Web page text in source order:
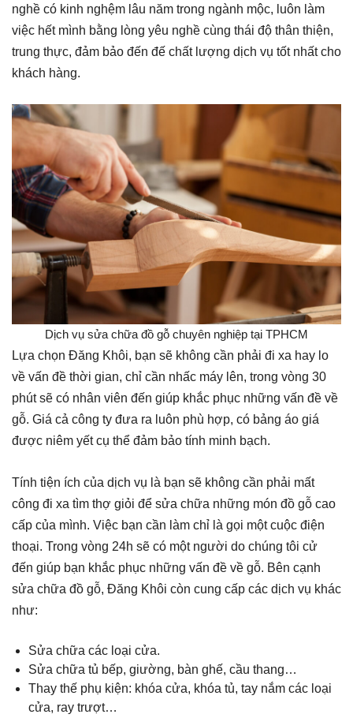
nghề có kinh nghệm lâu năm trong ngành mộc, luôn làm
việc hết mình bằng lòng yêu nghề cùng thái độ thân thiện,
trung thực, đảm bảo đến đế chất lượng dịch vụ tốt nhất cho
khách hàng.
Dịch vụ sửa chữa đồ gỗ chuyên nghiệp tại TPHCM
Lựa chọn Đăng Khôi, bạn sẽ không cần phải đi xa hay lo
về vấn đề thời gian, chỉ cần nhấc máy lên, trong vòng 30
phút sẽ có nhân viên đến giúp khắc phục những vấn đề về
gỗ. Giá cả công ty đưa ra luôn phù hợp, có bảng áo giá
được niêm yết cụ thể đảm bảo tính minh bạch.
Tính tiện ích của dịch vụ là bạn sẽ không cần phải mất
công đi xa tìm thợ giỏi để sửa chữa những món đồ gỗ cao
cấp của mình. Việc bạn cần làm chỉ là gọi một cuộc điện
thoại. Trong vòng 24h sẽ có một người do chúng tôi cử
đến giúp bạn khắc phục những vấn đề về gỗ. Bên cạnh
sửa chữa đồ gỗ, Đăng Khôi còn cung cấp các dịch vụ khác
như:
Sửa chữa các loại cửa.
Sửa chữa tủ bếp, giường, bàn ghế, cầu thang…
Thay thế phụ kiện: khóa cửa, khóa tủ, tay nắm các loại
cửa, ray trượt…